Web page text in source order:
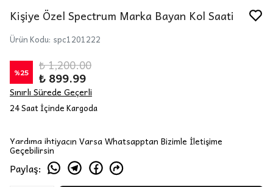
Kişiye Özel Spectrum Marka Bayan Kol Saati
Ürün Kodu: spc1201222
%25 ₺ 1,200.00
₺ 899.99
Sınırlı Sürede Geçerli
24 Saat İçinde Kargoda
Yardıma ihtiyacın Varsa Whatsapptan Bizimle İletişime
Geçebilirsin
Paylaş: